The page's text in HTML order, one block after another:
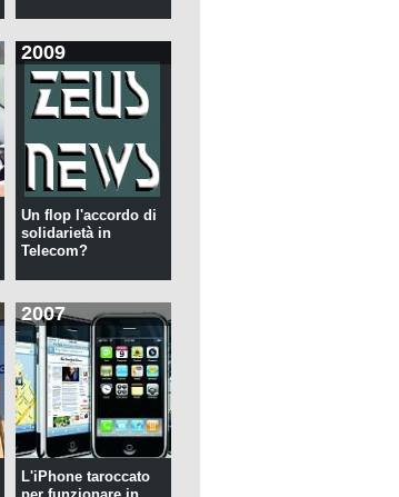
2009
Un flop l'accordo di
solidarietà in
Telecom?
2007
L'iPhone taroccato